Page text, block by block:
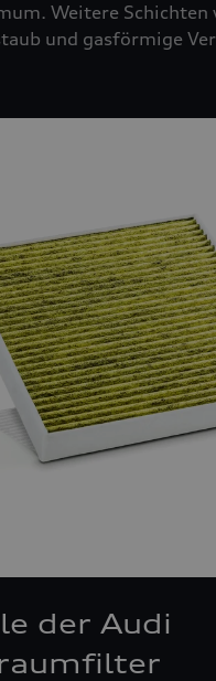
Weitere Schichten
und gasförmige
der Audi